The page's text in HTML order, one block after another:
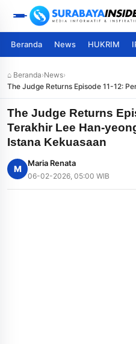
Beranda News HUKRIM
⌂ Beranda›News›
The Judge Returns Episode 11-12:
Pusaran Korupsi Istana Kekuasaan
The Judge Returns
Terakhir Lee Han-
Istana Kekuasaan
M
Maria Renata
06-02-2026, 05:00 WIB